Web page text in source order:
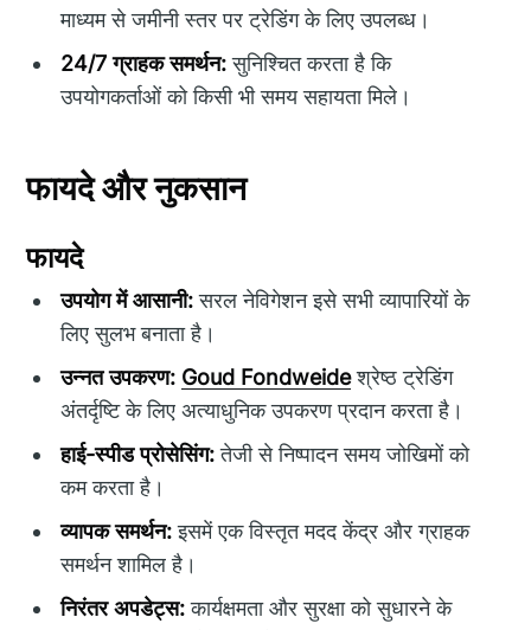
माध्यम से जमीनी स्तर पर ट्रेडिंग के लिए उपलब्ध।
24/7 ग्राहक समर्थन:सुनिश्चित करता है कि
उपयोगकर्ताओं को किसी भी समय सहायता मिले।
फायदे और नुकसान
फायदे
उपयोग में आसानी:सरल नेविगेशन इसे सभी व्यापारियों के
लिए सुलभ बनाता है।
उन्नत उपकरण: Goud Fondweideश्रेष्ठ ट्रेडिंग
अंतर्दृष्टि के लिए अत्याधुनिक उपकरण प्रदान करता है।
हाई-स्पीड प्रोसेसिंग:तेजी से निष्पादन समय जोखिमों को
कम करता है।
व्यापक समर्थन:इसमें एक विस्तृत मदद केंद्र और ग्राहक
समर्थन शामिल है।
निरंतर अपडेट्स:कार्यक्षमता और सुरक्षा को सुधारने के